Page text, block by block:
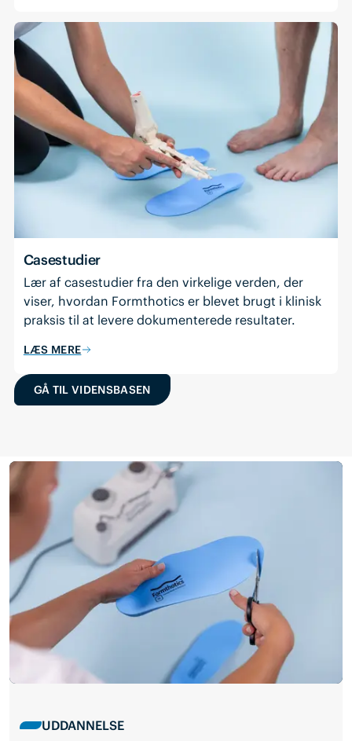
Casestudier
Lær af casestudier fra den virkelige verden, der
viser, hvordan Formthotics er blevet brugt i klinisk
praksis til at levere dokumenterede resultater.
LÆS MERE
GÅ TIL VIDENSBASEN
UDDANNELSE